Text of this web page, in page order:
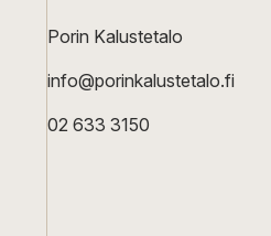
Porin Kalustetalo
info@porinkalustetalo.fi
02 633 3150